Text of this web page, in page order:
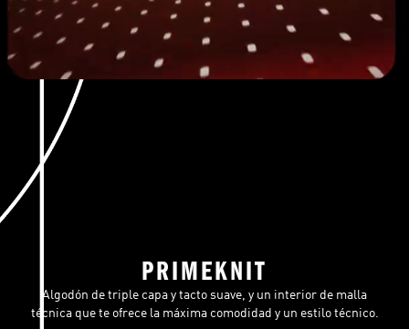
PRIMEKNIT
Algodón de triple capa y tacto suave, y un interior de malla
técnica que te ofrece la máxima comodidad y un estilo técnico.